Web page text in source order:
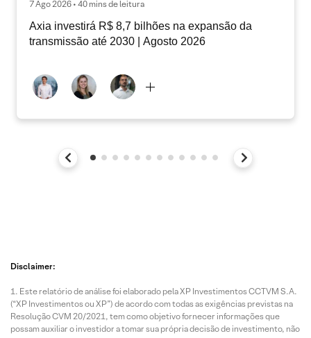
7 Ago 2026 • 40 mins de leitura
Axia investirá R$ 8,7 bilhões na expansão da
transmissão até 2030 | Agosto 2026
Disclaimer:
Este relatório de análise foi elaborado pela XP Investimentos CCTVM S.A.
(“XP Investimentos ou XP”) de acordo com todas as exigências previstas na
Resolução CVM 20/2021, tem como objetivo fornecer informações que
possam auxiliar o investidor a tomar sua própria decisão de investimento, não